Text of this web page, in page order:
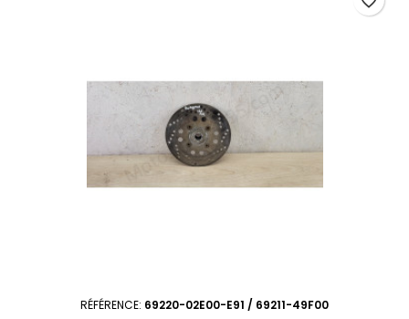
RÉFÉRENCE: 69220-02E00-E91 / 69211-49F00